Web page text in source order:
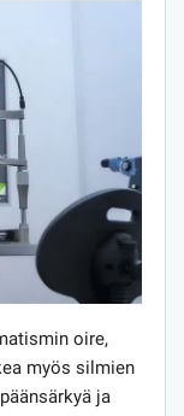
oire,
myös silmien
ja